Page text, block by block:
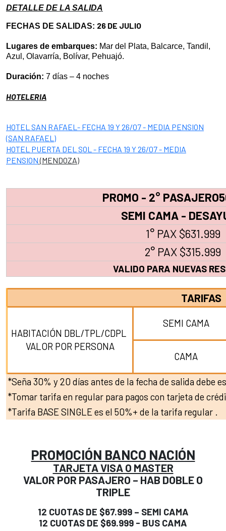
DETALLE DE LA SALIDA
FECHAS DE SALIDAS: 26 DE JULIO
Lugares de embarques: Mar del Plata, Balcarce, Tandil,
Azul, Olavarría, Bolívar, Pehuajó.
Duración: 7 días – 4 noches
HOTELERIA
HOTEL SAN RAFAEL- FECHA 19 Y 26/07 - MEDIA PENSION
(SAN RAFAEL)
HOTEL PUERTA DEL SOL - FECHA 19 Y 26/07 - MEDIA
PENSION(MENDOZA)
PROMO - 2°
SEMI CAMA -
1° PAX $631.999
2° PAX $315.999
VALIDO PARA NUEVAS
TARIFAS
HABITACIÓN DBL/TPL/CDPL
VALOR POR PERSONA
SEMI CAMA
CAMA
*Seña 30% y 20 días antes de la fecha de salida debe
*Tomar tarifa en regular para pagos con tarjeta de
*Tarifa BASE SINGLE es el 50%+ de la tarifa regular .
PROMOCIÓN BANCO NACIÓN
TARJETA VISA O MASTER
VALOR POR PASAJERO – HAB DOBLE O
TRIPLE
12 CUOTAS DE $67.999 – SEMI CAMA
12 CUOTAS DE $69.999 - BUS CAMA